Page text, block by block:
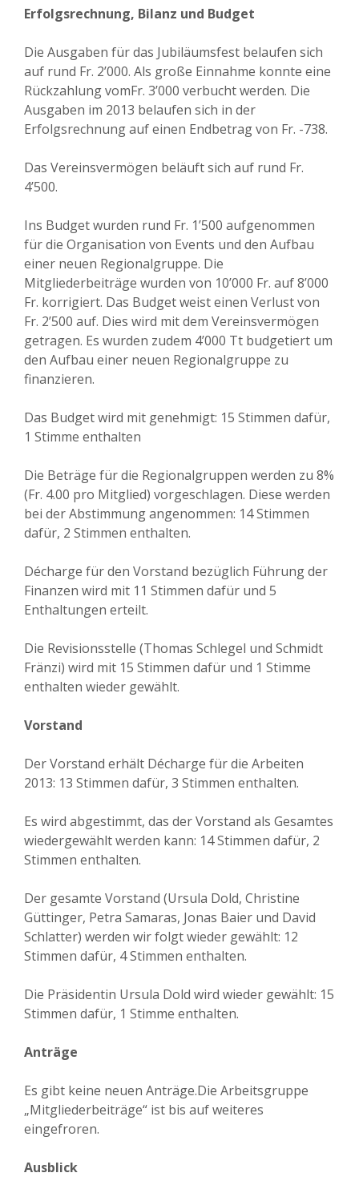
Erfolgsrechnung, Bilanz und Budget
Die Ausgaben für das Jubiläumsfest belaufen sich
auf rund Fr. 2’000. Als große Einnahme konnte eine
Rückzahlung vomFr. 3’000 verbucht werden. Die
Ausgaben im 2013 belaufen sich in der
Erfolgsrechnung auf einen Endbetrag von Fr. -738.
Das Vereinsvermögen beläuft sich auf rund Fr.
4’500.
Ins Budget wurden rund Fr. 1’500 aufgenommen
für die Organisation von Events und den Aufbau
einer neuen Regionalgruppe. Die
Mitgliederbeiträge wurden von 10’000 Fr. auf 8’000
Fr. korrigiert. Das Budget weist einen Verlust von
Fr. 2’500 auf. Dies wird mit dem Vereinsvermögen
getragen. Es wurden zudem 4’000 Tt budgetiert um
den Aufbau einer neuen Regionalgruppe zu
finanzieren.
Das Budget wird mit genehmigt: 15 Stimmen dafür,
1 Stimme enthalten
Die Beträge für die Regionalgruppen werden zu 8%
(Fr. 4.00 pro Mitglied) vorgeschlagen. Diese werden
bei der Abstimmung angenommen: 14 Stimmen
dafür, 2 Stimmen enthalten.
Décharge für den Vorstand bezüglich Führung der
Finanzen wird mit 11 Stimmen dafür und 5
Enthaltungen erteilt.
Die Revisionsstelle (Thomas Schlegel und Schmidt
Fränzi) wird mit 15 Stimmen dafür und 1 Stimme
enthalten wieder gewählt.
Vorstand
Der Vorstand erhält Décharge für die Arbeiten
2013: 13 Stimmen dafür, 3 Stimmen enthalten.
Es wird abgestimmt, das der Vorstand als Gesamtes
wiedergewählt werden kann: 14 Stimmen dafür, 2
Stimmen enthalten.
Der gesamte Vorstand (Ursula Dold, Christine
Güttinger, Petra Samaras, Jonas Baier und David
Schlatter) werden wir folgt wieder gewählt: 12
Stimmen dafür, 4 Stimmen enthalten.
Die Präsidentin Ursula Dold wird wieder gewählt: 15
Stimmen dafür, 1 Stimme enthalten.
Anträge
Es gibt keine neuen Anträge.Die Arbeitsgruppe
„Mitgliederbeiträge“ ist bis auf weiteres
eingefroren.
Ausblick